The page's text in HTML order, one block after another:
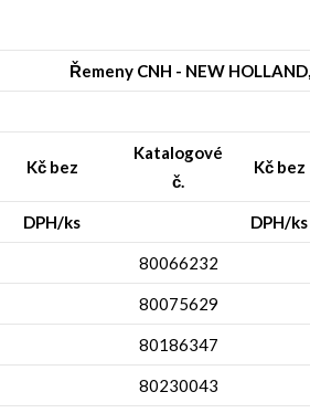
Řemeny CNH - NEW
Kč bez
Katalogové
č.
Kč bez
DPH/ks DPH/ks
80066232
80075629
80186347
80230043